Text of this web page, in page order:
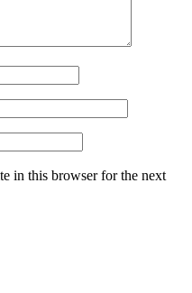
in this browser for the next